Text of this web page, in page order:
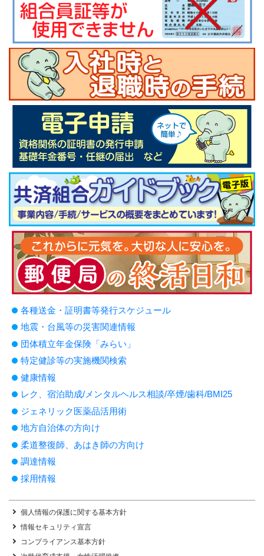
各種送金・証明書等発行スケジュール
地震・台風等の災害関連情報
団体積立年金保険「みらい」
特定健診等の実施機関検索
健康情報
レク、宿泊助成/メンタルヘルス相談/卒煙/歯科/BMI25
ジェネリック医薬品活用術
地方自治体の方向け
柔道整復師、あはき師の方向け
調達情報
採用情報
個人情報の保護に関する基本方針
情報セキュリティ宣言
コンプライアンス基本方針